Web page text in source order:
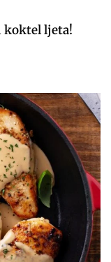
koktel ljeta!